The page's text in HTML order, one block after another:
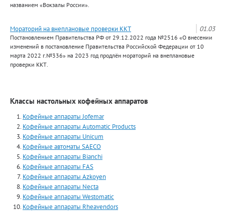
названием «Вокзалы России».
01.03
Мораторий на внеплановые проверки ККТ
Постановлением Правительства РФ от 29.12.2022 года №2516 «О внесении
изменений в постановление Правительства Российской Федерации от 10
марта 2022 г.№336» на 2023 год продлён мораторий на внеплановые
проверки ККТ.
Классы настольных кофейных аппаратов
Кофейные аппараты Jofemar
Кофейные аппараты Automatiс Products
Кофейные аппараты Unicum
Кофейные автоматы SAECO
Кофейные аппараты Bianchi
Кофейные аппараты FAS
Кофейные аппараты Azkoyen
Кофейные аппараты Necta
Кофейные аппараты Westomatic
Кофейные аппараты Rheavendors